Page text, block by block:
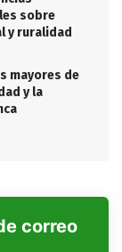
sobre
y ruralidad
mayores de
y la
correo